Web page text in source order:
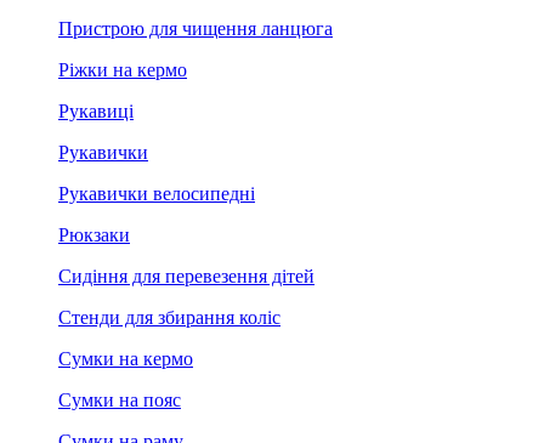
Пристрою для чищення ланцюга
Ріжки на кермо
Рукавиці
Рукавички
Рукавички велосипедні
Рюкзаки
Сидіння для перевезення дітей
Стенди для збирання коліс
Сумки на кермо
Сумки на пояс